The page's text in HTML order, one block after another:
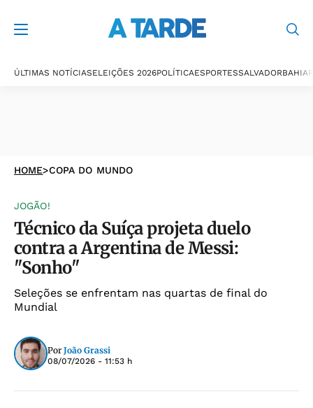
ÚLTIMAS NOTÍCIASELEIÇÕES 2026POLÍTICAESPORTESSALVADORBAHIA
HOME>COPA DO MUNDO
JOGÃO!
Técnico da Suíça projeta duelo
contra a Argentina de Messi:
"Sonho"
Seleções se enfrentam nas quartas de final do
Mundial
Por João Grassi
08/07/2026 - 11:53 h